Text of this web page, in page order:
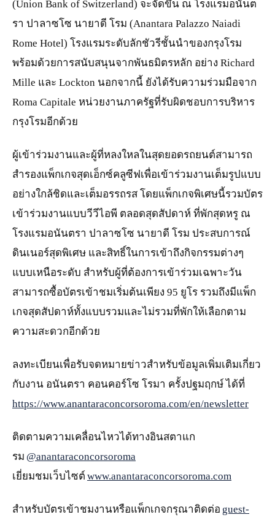
(Union Bank of Switzerland) จะจัดขึ้น ณ โรงแรมอนันต
รา ปาลาซโซ นายาดี โรม (Anantara Palazzo Naiadi
Rome Hotel) โรงแรมระดับลักชัวรีชั้นนำของกรุงโรม
พร้อมด้วยการสนับสนุนจากพันธมิตรหลัก อย่าง Richard
Mille และ Lockton นอกจากนี้ ยังได้รับความร่วมมือจาก
Roma Capitale หน่วยงานภาครัฐที่รับผิดชอบการบริหาร
กรุงโรมอีกด้วย
ผู้เข้าร่วมงานและผู้ที่หลงใหลในสุดยอดรถยนต์สามารถ
สำรองแพ็กเกจสุดเอ็กซ์คลูซีฟเพื่อเข้าร่วมงานเต็มรูปแบบ
อย่างใกล้ชิดและเต็มอรรถรส โดยแพ็กเกจพิเศษนี้รวมบัตร
เข้าร่วมงานแบบวีวีไอพี ตลอดสุดสัปดาห์ ที่พักสุดหรู ณ
โรงแรมอนันตรา ปาลาซโซ นายาดี โรม ประสบการณ์
ดินเนอร์สุดพิเศษ และสิทธิ์ในการเข้าถึงกิจกรรมต่างๆ
แบบเหนือระดับ สำหรับผู้ที่ต้องการเข้าร่วมเฉพาะวัน
สามารถซื้อบัตรเข้าชมเริ่มต้นเพียง 95 ยูโร รวมถึงมีแพ็ก
เกจสุดสัปดาห์ทั้งแบบรวมและไม่รวมที่พักให้เลือกตาม
ความสะดวกอีกด้วย
ลงทะเบียนเพื่อรับจดหมายข่าวสำหรับข้อมูลเพิ่มเติมเกี่ยว
กับงาน อนันตรา คอนคอร์โซ โรมา ครั้งปฐมฤกษ์ ได้ที่
https://www.anantaraconcorsoroma.com/en/newsletter
ติดตามความเคลื่อนไหวได้ทางอินสตาแก
รม @anantaraconcorsoroma
เยี่ยมชมเว็บไซต์ www.anantaraconcorsoroma.com
สำหรับบัตรเข้าชมงานหรือแพ็กเกจกรุณาติดต่อ guest-